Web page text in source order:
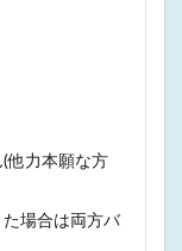
他力本願な方
場合は両方バ